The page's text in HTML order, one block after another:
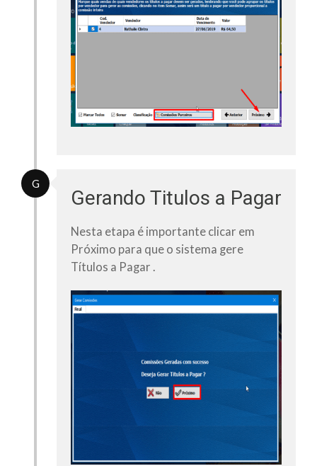
Gerando Titulos a Pagar
Nesta etapa é importante clicar em
Próximo para que o sistema gere
Títulos a Pagar .
G